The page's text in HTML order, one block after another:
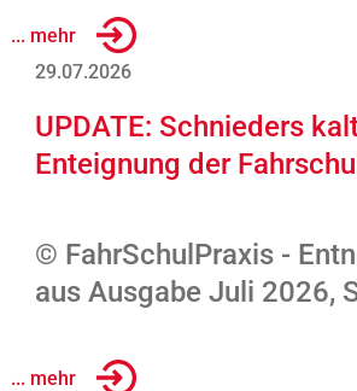
... mehr
29.07.2026
UPDATE: Schnieders
Enteignung der
© FahrSchulPraxis -
aus Ausgabe Juli 2026,
... mehr